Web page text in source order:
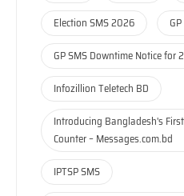
Election SMS 2026
GP SMS Downtime Notice for
Infozillion Teletech BD
Introducing Bangladesh's
Counter – Messages.com.bd
IPTSP SMS